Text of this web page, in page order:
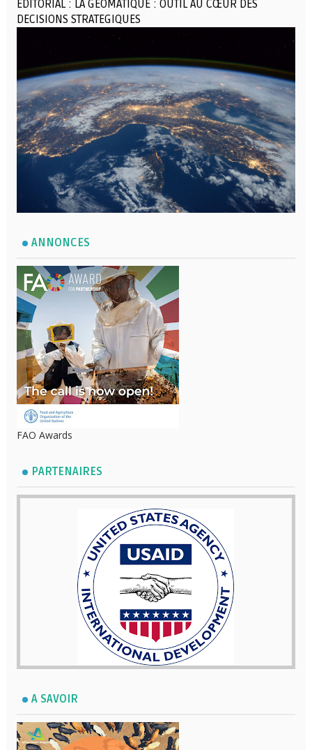
EDITORIAL : LA GEOMATIQUE : OUTIL AU CŒUR DES
DECISIONS STRATEGIQUES
ANNONCES
FAO Awards
PARTENAIRES
A SAVOIR